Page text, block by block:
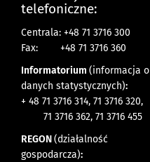
telefoniczne:
Centrala: +48 71 3716 300
Fax:
+48 71 3716 360
Informatorium (informacja o
danych statystycznych):
+ 48 71 3716 314, 71 3716 320,
71 3716 362, 71 3716 455
REGON(działalność
gospodarcza):